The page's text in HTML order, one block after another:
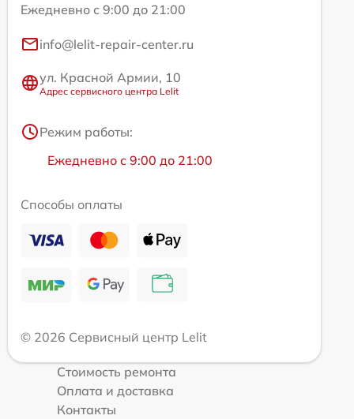
Ежедневно с 9:00 до 21:00
info@lelit-repair-center.ru
ул. Красной Армии, 10
Адрес сервисного центра Lelit
Режим работы:
Ежедневно с 9:00 до 21:00
Способы оплаты
© 2026 Сервисный центр Lelit
Стоимость ремонта
Оплата и доставка
Контакты